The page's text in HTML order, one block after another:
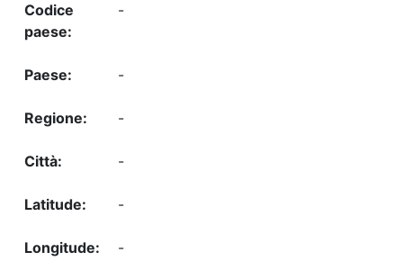
-
-
-
-
-
-